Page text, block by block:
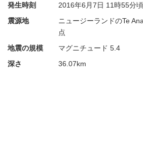
発生時刻 2016年6月7日 11時55分頃
震源地
ニュージーランドのTe
点
地震の規模
マグニチュード 5.4
深さ
36.07km